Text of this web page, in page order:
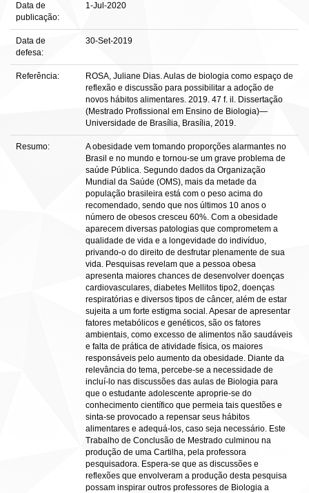
Data de
publicação:
1-Jul-2020
Data de
defesa:
30-Set-2019
Referência:
ROSA, Juliane Dias. Aulas de biologia como espaço de
reflexão e discussão para possibilitar a adoção de
novos hábitos alimentares. 2019. 47 f. il. Dissertação
(Mestrado Profissional em Ensino de Biologia)—
Universidade de Brasília, Brasília, 2019.
Resumo:
A obesidade vem tomando proporções alarmantes no
Brasil e no mundo e tornou-se um grave problema de
saúde Pública. Segundo dados da Organização
Mundial da Saúde (OMS), mais da metade da
população brasileira está com o peso acima do
recomendado, sendo que nos últimos 10 anos o
número de obesos cresceu 60%. Com a obesidade
aparecem diversas patologias que comprometem a
qualidade de vida e a longevidade do indivíduo,
privando-o do direito de desfrutar plenamente de sua
vida. Pesquisas revelam que a pessoa obesa
apresenta maiores chances de desenvolver doenças
cardiovasculares, diabetes Mellitos tipo2, doenças
respiratórias e diversos tipos de câncer, além de estar
sujeita a um forte estigma social. Apesar de apresentar
fatores metabólicos e genéticos, são os fatores
ambientais, como excesso de alimentos não saudáveis
e falta de prática de atividade física, os maiores
responsáveis pelo aumento da obesidade. Diante da
relevância do tema, percebe-se a necessidade de
incluí-lo nas discussões das aulas de Biologia para
que o estudante adolescente aproprie-se do
conhecimento científico que permeia tais questões e
sinta-se provocado a repensar seus hábitos
alimentares e adequá-los, caso seja necessário. Este
Trabalho de Conclusão de Mestrado culminou na
produção de uma Cartilha, pela professora
pesquisadora. Espera-se que as discussões e
reflexões que envolveram a produção desta pesquisa
possam inspirar outros professores de Biologia a